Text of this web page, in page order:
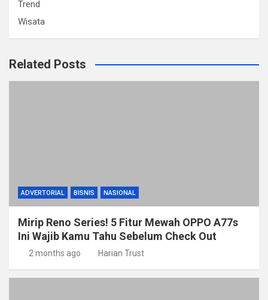
Trend
Wisata
Related Posts
ADVERTORIAL BISNIS NASIONAL
Mirip Reno Series! 5 Fitur Mewah OPPO A77s
Ini Wajib Kamu Tahu Sebelum Check Out
2 months ago Harian Trust